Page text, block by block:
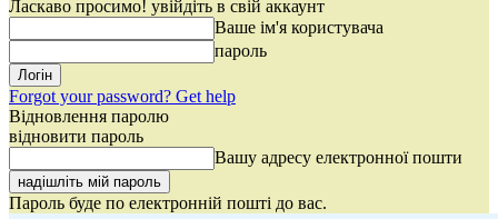
Ласкаво просимо! увійдіть в свій аккаунт
Ваше ім'я користувача
пароль
Forgot your password? Get help
Відновлення паролю
відновити пароль
Вашу адресу електронної пошти
Пароль буде по електронній пошті до вас.